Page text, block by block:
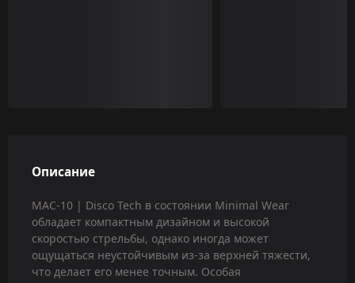
Описание
MAC-10 | Disco Tech в состоянии Minimal Wear
обладает компактным дизайном и высокой
скоростью стрельбы, однако иногда может
ощущаться неустойчивым из-за верхней тяжести,
что делает его менее точным. Особая